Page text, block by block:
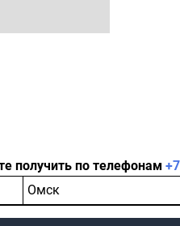
получить по телефонам
Омск